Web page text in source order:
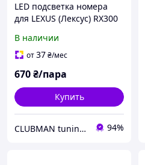
LED подсветка номера
для LEXUS (Лексус) RX300
В наличии
от37₴/мес
670₴/пара
Купить
CLUBMAN tuning and auto accessories 94%